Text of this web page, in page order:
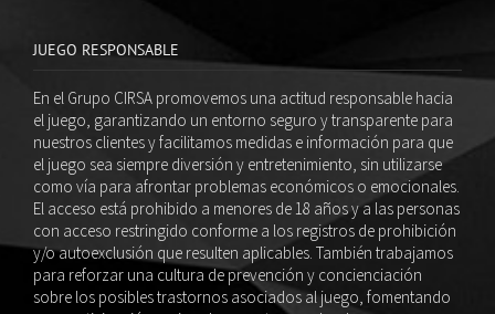
JUEGO RESPONSABLE
En el Grupo CIRSA promovemos una actitud responsable hacia
el juego, garantizando un entorno seguro y transparente para
nuestros clientes y facilitamos medidas e información para que
el juego sea siempre diversión y entretenimiento, sin utilizarse
como vía para afrontar problemas económicos o emocionales.
El acceso está prohibido a menores de 18 años y a las personas
con acceso restringido conforme a los registros de prohibición
y/o autoexclusión que resulten aplicables. También trabajamos
para reforzar una cultura de prevención y concienciación
sobre los posibles trastornos asociados al juego, fomentando